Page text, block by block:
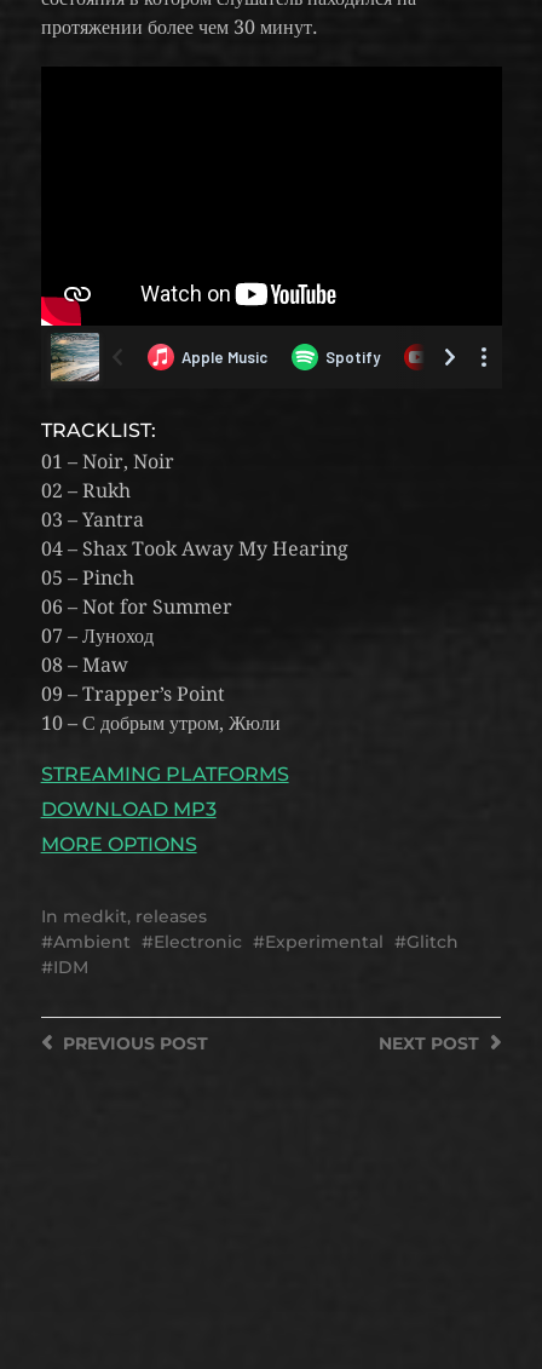
протяжении более чем 30 минут.
TRACKLIST:
01 – Noir, Noir
02 – Rukh
03 – Yantra
04 – Shax Took Away My Hearing
05 – Pinch
06 – Not for Summer
07 – Луноход
08 – Maw
09 – Trapper’s Point
10 – С добрым утром, Жюли
STREAMING PLATFORMS
DOWNLOAD MP3
MORE OPTIONS
In medkit, releases
Ambient
Electronic Experimental
Glitch
IDM
NEXT POST
PREVIOUSPOST